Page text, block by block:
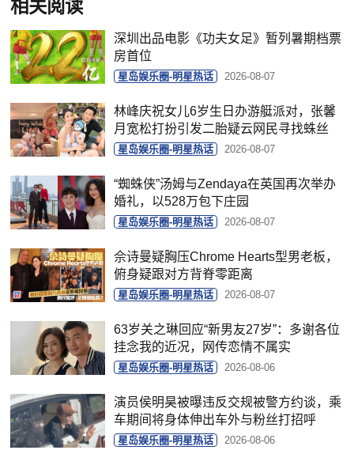
相关阅读
深圳出品电影《功夫女足》暂列暑期档票
房首位
星岛娱乐圈-明星热话 2026-08-07
林峰庆祝女儿6岁生日办游艇派对，张馨
月宽松打扮引发二胎疑云网民寻找蛛丝
星岛娱乐圈-明星热话 2026-08-07
“蜘蛛侠”汤姆与Zendaya在英国再次举办
婚礼，以528万包下庄园
星岛娱乐圈-明星热话 2026-08-07
佘诗曼疑胸压Chrome Hearts型男老板，
俯身疑跟对方背脊零距离
星岛娱乐圈-明星热话 2026-08-07
63岁关之琳回应“新男友27岁”：多谢各位
挂念我的近况，网传恋情不属实
星岛娱乐圈-明星热话 2026-08-06
演员侯明昊被曝违反交规被警方约谈，乘
车期间将身体伸出车外与粉丝打招呼
星岛娱乐圈-明星热话 2026-08-06